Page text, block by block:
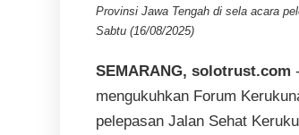
Provinsi Jawa Tengah di sela acara
Sabtu (16/08/2025)
SEMARANG, solotrust.com
mengukuhkan Forum
pelepasan Jalan Sehat